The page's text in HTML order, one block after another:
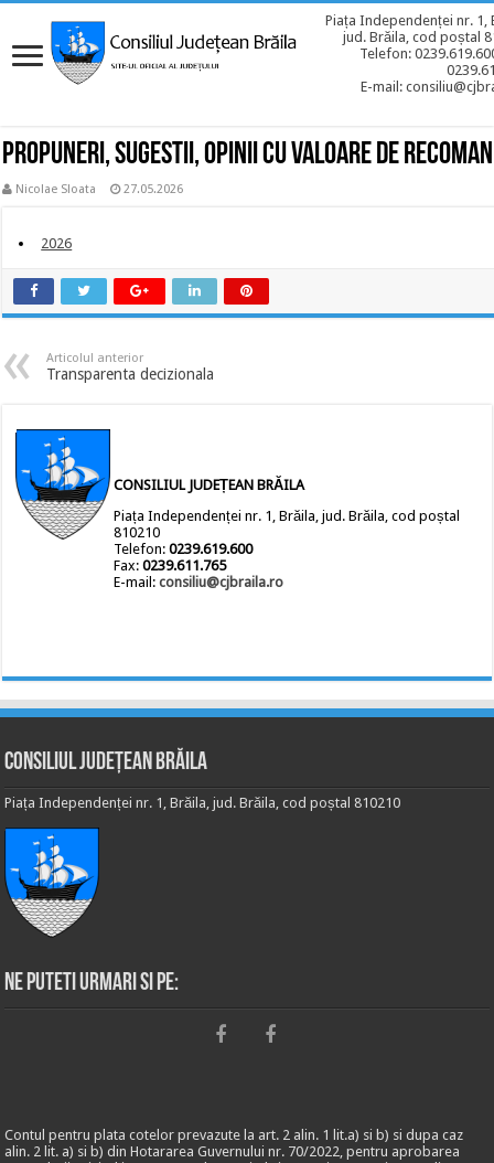
Piața Independenței nr. 1,
jud. Brăila, cod poștal
Telefon:
E-mail:
Propuneri, sugestii, opinii cu valoare de
Nicolae Sloata 27.05.2026
2026
Articolul anterior
Transparenta decizionala
CONSILIUL JUDEȚEAN BRĂILA
Piața Independenței nr. 1, Brăila, jud. Brăila, cod poștal
810210
Telefon:0239.619.600
Fax:0239.611.765
E-mail:consiliu@cjbraila.ro
Consiliul Județean Brăila
Piața Independenței nr. 1, Brăila, jud. Brăila, cod poștal 810210
Ne puteti urmari si pe:
Contul pentru plata cotelor prevazute la art. 2 alin. 1 lit.a) si b) si dupa caz
alin. 2 lit. a) si b) din Hotararea Guvernului nr. 70/2022, pentru aprobarea